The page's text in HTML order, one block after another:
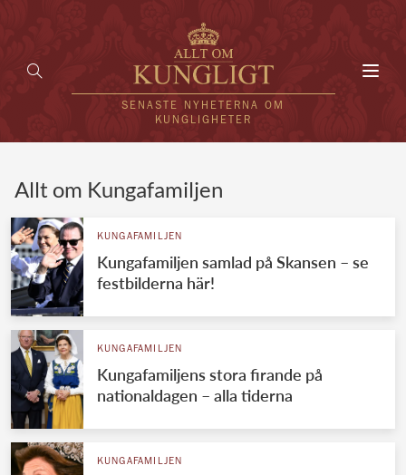
SENASTE NYHETERNA OM
KUNGLIGHETER
UTLÄNDSKT
VÄRLDENS KUNGAHUS
Svenska kungahuset
Brittiska kungahuset
Danska kungahuset
REDAKTION
Allt om Kungafamiljen
KUNGAFAMILJEN
Kungafamiljen samlad på Skansen – se
festbilderna här!
KUNGAFAMILJEN
Kungafamiljens stora firande på
nationaldagen – alla tiderna
KUNGAFAMILJEN